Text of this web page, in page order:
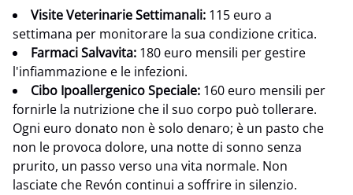
Visite Veterinarie Settimanali: 115 euro a
settimana per monitorare la sua condizione critica.
Farmaci Salvavita: 180 euro mensili per gestire
l'infiammazione e le infezioni.
Cibo Ipoallergenico Speciale: 160 euro mensili per
fornirle la nutrizione che il suo corpo può tollerare.
Ogni euro donato non è solo denaro; è un pasto che
non le provoca dolore, una notte di sonno senza
prurito, un passo verso una vita normale. Non
lasciate che Revón continui a soffrire in silenzio.